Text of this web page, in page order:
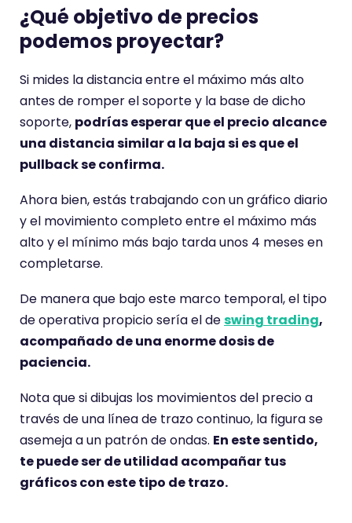
¿Qué objetivo de precios
podemos proyectar?
Si mides la distancia entre el máximo más alto
antes de romper el soporte y la base de dicho
soporte, podrías esperar que el precio alcance
una distancia similar a la baja si es que el
pullback se confirma.
Ahora bien, estás trabajando con un gráfico diario
y el movimiento completo entre el máximo más
alto y el mínimo más bajo tarda unos 4 meses en
completarse.
De manera que bajo este marco temporal, el tipo
de operativa propicio sería el deswing trading,
acompañado de una enorme dosis de
paciencia.
Nota que si dibujas los movimientos del precio a
través de una línea de trazo continuo, la figura se
asemeja a un patrón de ondas. En este sentido,
te puede ser de utilidad acompañar tus
gráficos con este tipo de trazo.